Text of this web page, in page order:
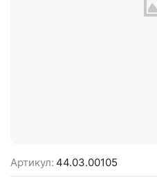
Артикул: 44.03.00105